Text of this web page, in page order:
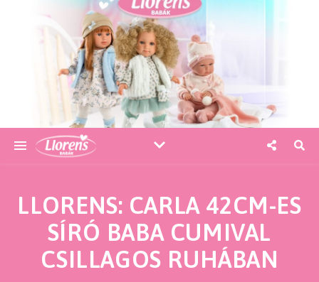
LLORENS: CARLA 42CM-ES
SÍRÓ BABA CUMIVAL
CSILLAGOS RUHÁBAN